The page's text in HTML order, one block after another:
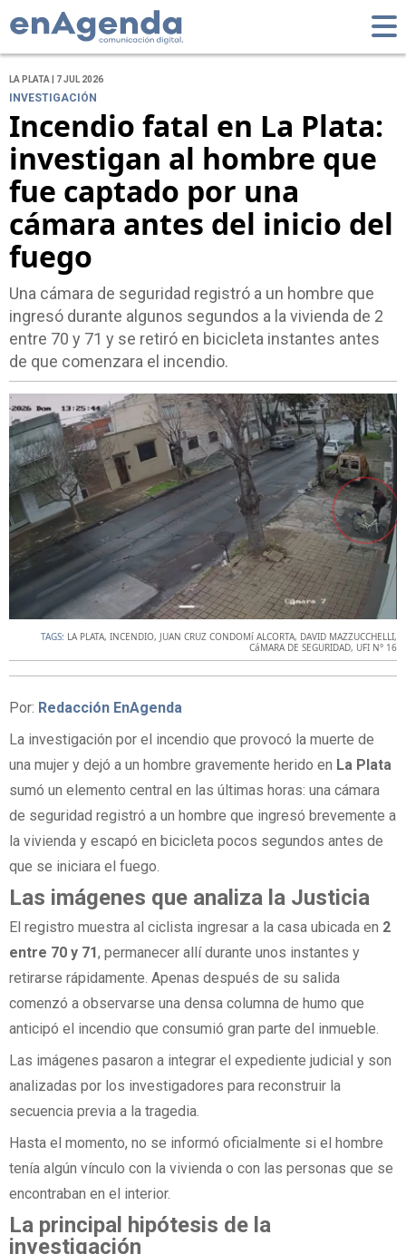
LA PLATA | 7 JUL 2026
INVESTIGACIÓN
Incendio fatal en La Plata:
investigan al hombre que
fue captado por una
cámara antes del inicio del
fuego
Una cámara de seguridad registró a un hombre que
ingresó durante algunos segundos a la vivienda de 2
entre 70 y 71 y se retiró en bicicleta instantes antes
de que comenzara el incendio.
TAGS: LA PLATA, INCENDIO, JUAN CRUZ CONDOMí ALCORTA, DAVID MAZZUCCHELLI,
CáMARA DE SEGURIDAD, UFI N° 16
Por: Redacción EnAgenda
La investigación por el incendio que provocó la muerte de
una mujer y dejó a un hombre gravemente herido en La Plata
sumó un elemento central en las últimas horas: una cámara
de seguridad registró a un hombre que ingresó brevemente a
la vivienda y escapó en bicicleta pocos segundos antes de
que se iniciara el fuego.
Las imágenes que analiza la Justicia
El registro muestra al ciclista ingresar a la casa ubicada en 2
entre 70 y 71, permanecer allí durante unos instantes y
retirarse rápidamente. Apenas después de su salida
comenzó a observarse una densa columna de humo que
anticipó el incendio que consumió gran parte del inmueble.
Las imágenes pasaron a integrar el expediente judicial y son
analizadas por los investigadores para reconstruir la
secuencia previa a la tragedia.
Hasta el momento, no se informó oficialmente si el hombre
tenía algún vínculo con la vivienda o con las personas que se
encontraban en el interior.
La principal hipótesis de la
investigación